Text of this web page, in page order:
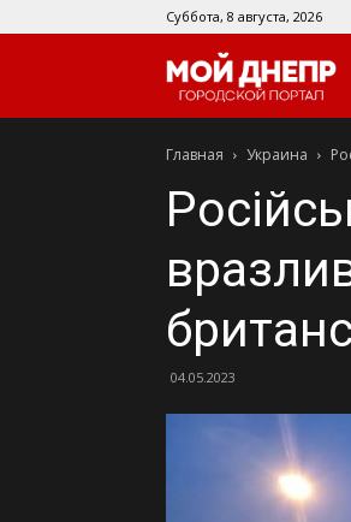
Суббота, 8 августа, 2026
Главная Украина
04.05.2023